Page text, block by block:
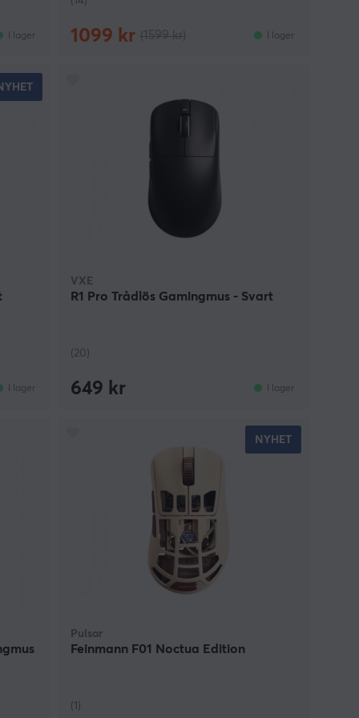
I lager 1099 kr I lager
I lager
VXE
R1 Pro Trådlös Gamingmus - Svart
(20)
649 kr I lager
NYHET
Pulsar
Feinmann F01 Noctua Edition
(1)